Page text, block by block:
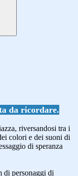
da ricordare.
riversandosi tra i
colori e dei suoni di
di speranza
di personaggi di